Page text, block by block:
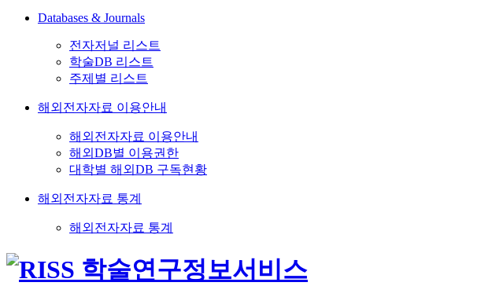
Databases & Journals
전자저널 리스트
학술DB 리스트
주제별 리스트
해외전자자료 이용안내
해외전자자료 이용안내
해외DB별 이용권한
대학별 해외DB 구독현황
해외전자자료 통계
해외전자자료 통계